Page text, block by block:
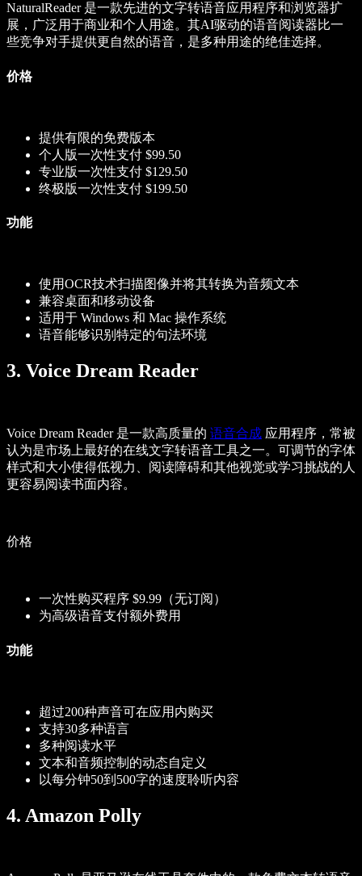
NaturalReader 是一款先进的文字转语音应用程序和浏览器扩
展，广泛用于商业和个人用途。其AI驱动的语音阅读器比一
些竞争对手提供更自然的语音，是多种用途的绝佳选择。
价格
提供有限的免费版本
个人版一次性支付 $99.50
专业版一次性支付 $129.50
终极版一次性支付 $199.50
功能
使用OCR技术扫描图像并将其转换为音频文本
兼容桌面和移动设备
适用于 Windows 和 Mac 操作系统
语音能够识别特定的句法环境
3. Voice Dream Reader
Voice Dream Reader 是一款高质量的 语音合成 应用程序，常被
认为是市场上最好的在线文字转语音工具之一。可调节的字体
样式和大小使得低视力、阅读障碍和其他视觉或学习挑战的人
更容易阅读书面内容。
价格
一次性购买程序 $9.99（无订阅）
为高级语音支付额外费用
功能
超过200种声音可在应用内购买
支持30多种语言
多种阅读水平
文本和音频控制的动态自定义
以每分钟50到500字的速度聆听内容
4. Amazon Polly